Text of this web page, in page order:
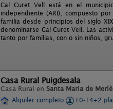
Cal Curet Vell está en el
independiente (ARI), compuesto
familia desde principios del siglo
denominarse Cal Curet Vell. Las
tanto por famílias, con o sin niños,
Casa Rural Puigdesala
Casa Rural en Santa Maria de
Alquiler completo
10-14+2